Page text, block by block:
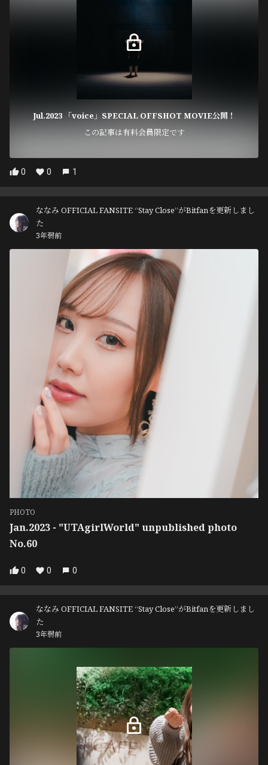
Jul.2023 「voice」SPECIAL OFFSHOT MOVIE公開！
この記事は有料会員限定です
0 0 1
ななみ OFFICIAL FANSITE “Stay Close”がBitfanを更新しまし
た
3年弱前
PHOTO
Jan.2023 - "UTAgirlWorld" unpublished photo
No.60
0 0 0
ななみ OFFICIAL FANSITE “Stay Close”がBitfanを更新しまし
た
3年弱前